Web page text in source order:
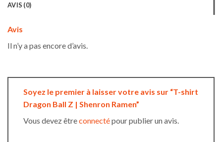
AVIS (0)
Avis
Il n’y a pas encore d’avis.
Soyez le premier à laisser votre avis sur “T-shirt
Dragon Ball Z | Shenron Ramen”
Vous devez êtreconnectépour publier un avis.